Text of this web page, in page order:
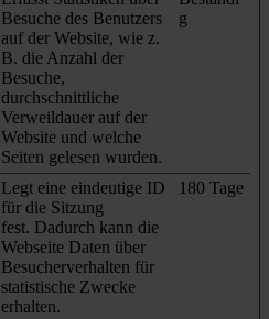
Besuche des Benutzers
auf der Website, wie z.
B. die Anzahl der
Besuche,
durchschnittliche
Verweildauer auf der
Website und welche
Seiten gelesen wurden.
g
Legt eine eindeutige ID
für die Sitzung
fest. Dadurch kann die
Webseite Daten über
Besucherverhalten für
statistische Zwecke
erhalten.
180 Tage